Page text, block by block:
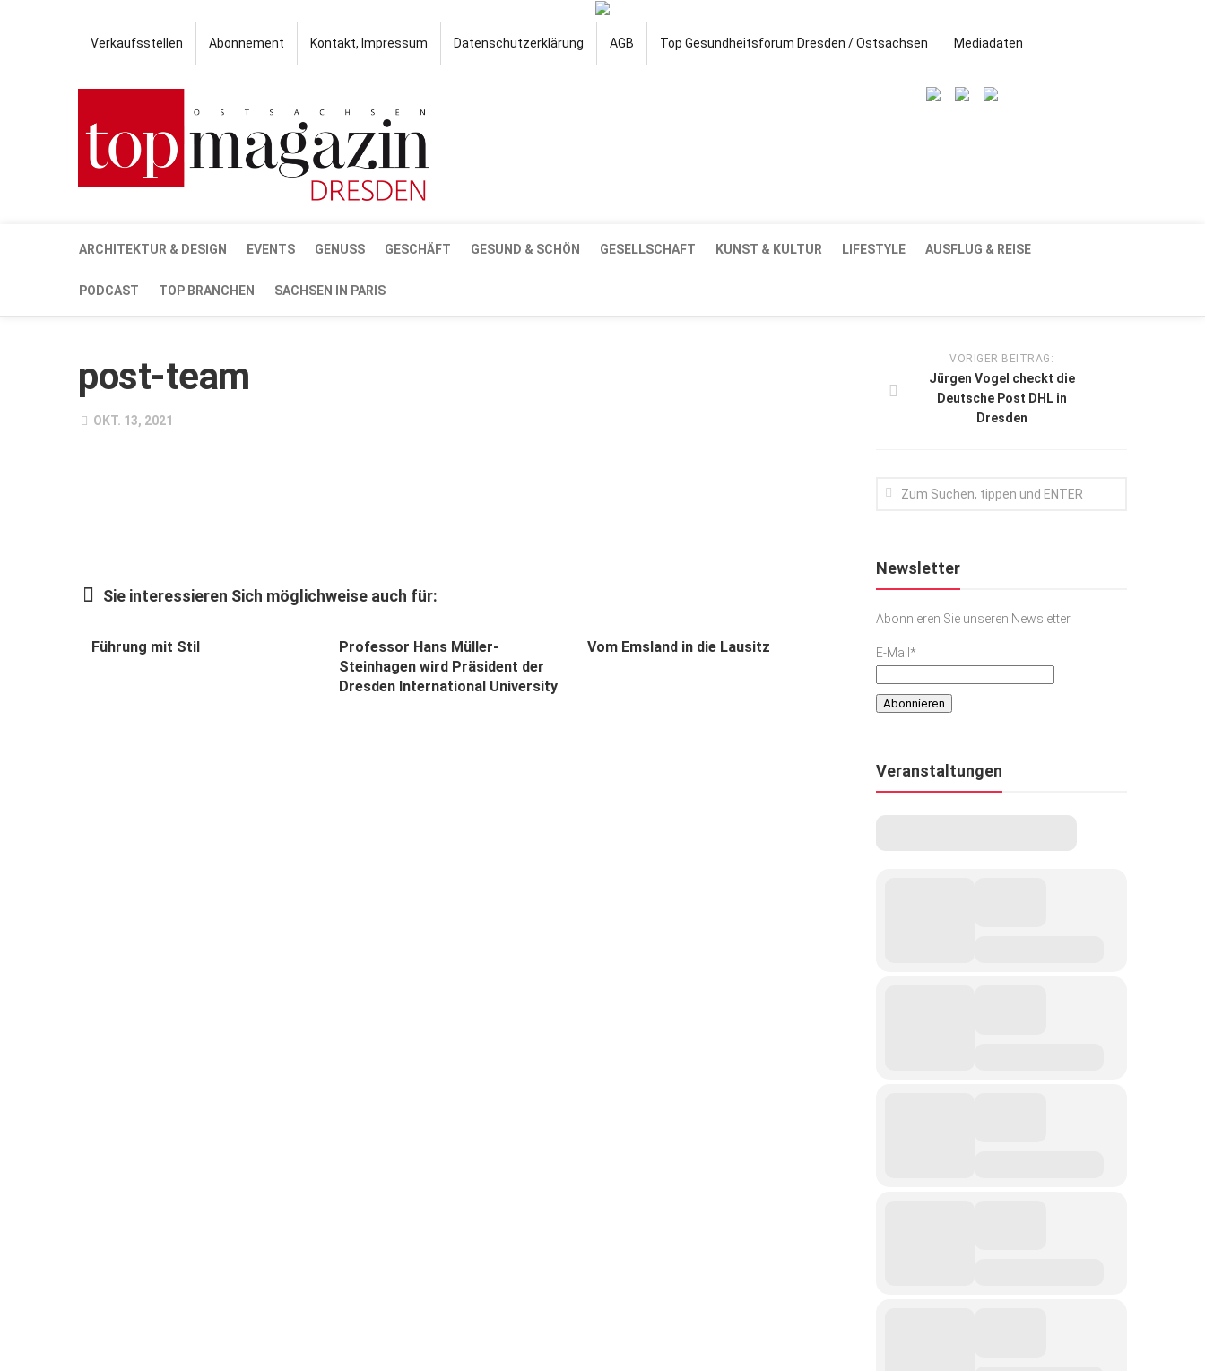
Verkaufsstellen Abonnement Kontakt, Impressum Datenschutzerklärung AGB Top Gesundheitsforum Dresden / Ostsachsen Mediadaten
ARCHITEKTUR & DESIGN EVENTS GENUSS GESCHÄFT GESUND & SCHÖN GESELLSCHAFT KUNST & KULTUR LIFESTYLE AUSFLUG & REISE
PODCAST TOP BRANCHEN SACHSEN IN PARIS
post-team
OKT. 13, 2021
Sie interessieren Sich möglichweise auch für:
Führung mit Stil
Professor Hans Müller-
Steinhagen wird Präsident der
Dresden International University
Vom Emsland in die Lausitz
VORIGER BEITRAG:
Jürgen Vogel checkt die
Deutsche Post DHL in
Dresden
Newsletter
Abonnieren Sie unseren Newsletter
E-Mail*
Veranstaltungen